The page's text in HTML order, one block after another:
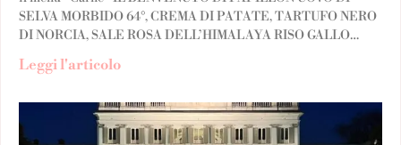
SELVA MORBIDO 64°, CREMA DI PATATE, TARTUFO NERO
DI NORCIA, SALE ROSA DELL’HIMALAYA RISO GALLO
Leggi l'articolo